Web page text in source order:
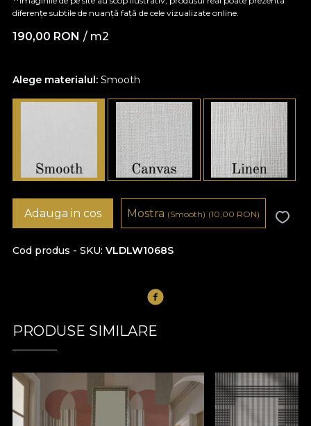
Alege materialul: Smooth
diferențe subtile de nuanță față de cele vizualizate online.
190,00 RON / m2
Cod produs - SKU VLDLW1068S
Adauga in cos Mostra (Smooth) (10,00 RON)
PRODUSE SIMILARE